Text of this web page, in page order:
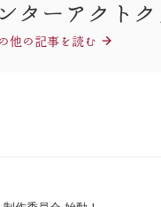
ターアクトク
他の記事を読む